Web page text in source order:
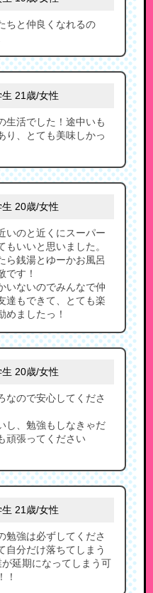
ちと仲良くなれるの
生 21歳/女性
生活でした！途中いも
り、とても美味しかっ
生 20歳/女性
いのと近くにスーパー
もいいと思いました。
ら銭湯とゆーかお風呂
です！
いないのでみんなで仲
達もできて、とても楽
めましたっ！
生 20歳/女性
なので安心してくださ
し、勉強もしなきゃだ
頑張ってください
生 21歳/女性
勉強は必ずしてくださ
自分だけ落ちてしまう
延期になってしまう可
！